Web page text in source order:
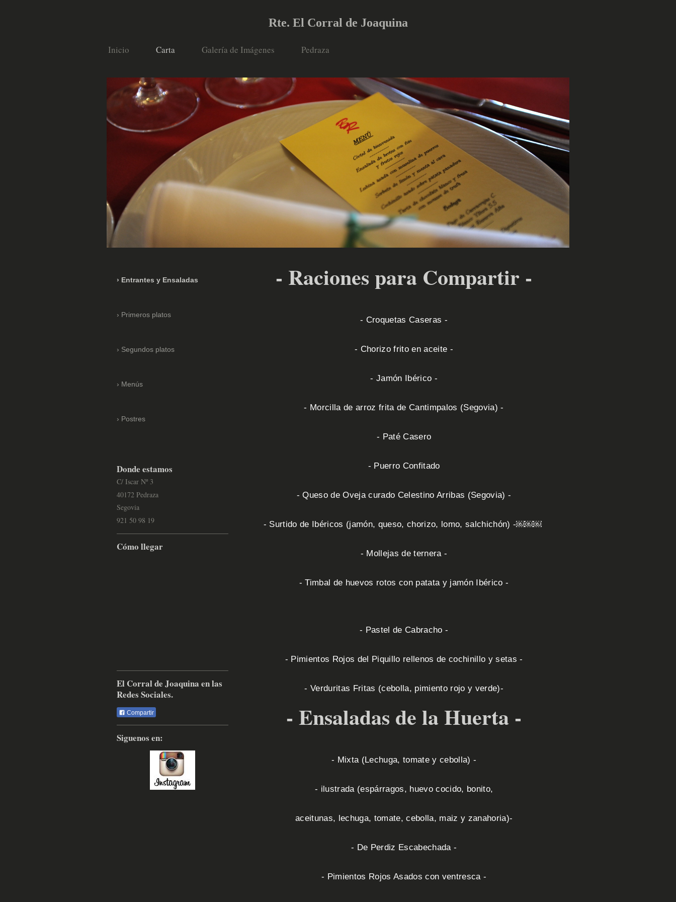
Rte. El Corral de Joaquina
Inicio Carta Galería de Imágenes Pedraza
- Raciones para Compartir -
- Croquetas Caseras -
- Chorizo frito en aceite -
- Jamón Ibérico -
- Morcilla de arroz frita de Cantimpalos (Segovia) -
- Paté Casero
- Puerro Confitado
- Queso de Oveja curado Celestino Arribas (Segovia) -
- Surtido de Ibéricos (jamón, queso, chorizo, lomo, salchichón) -￼￼￼
- Mollejas de ternera -
- Timbal de huevos rotos con patata y jamón Ibérico -
- Pastel de Cabracho -
- Pimientos Rojos del Piquillo rellenos de cochinillo y setas -
- Verduritas Fritas (cebolla, pimiento rojo y verde)-
- Ensaladas de la Huerta -
- Mixta (Lechuga, tomate y cebolla) -
- ilustrada (espárragos, huevo cocido, bonito,
aceitunas, lechuga, tomate, cebolla, maiz y zanahoria)-
- De Perdiz Escabechada -
- Pimientos Rojos Asados con ventresca -
Entrantes y Ensaladas
Primeros platos
Segundos platos
Menús
Postres
Donde estamos
C/ Iscar Nº 3
40172 Pedraza
Segovia
921 50 98 19
Cómo llegar
El Corral de Joaquina en las
Redes Sociales.
Compartir
Siguenos en: